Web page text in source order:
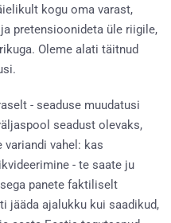
kogu oma varast,
pretensioonideta üle riigile,
Oleme alati täitnud
- seaduse muudatusi
seadust olevaks,
vahel: kas
- te saate ju
panete faktiliselt
jääda ajalukku kui saadikud,